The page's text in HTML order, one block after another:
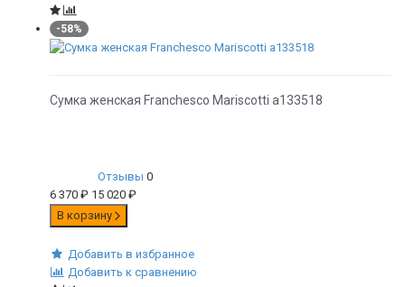
-58%
Сумка женская Franchesco Mariscotti а133518
Отзывы 0
6 370 ₽ 15 020 ₽
В корзину
Добавить в избранное
Добавить к сравнению